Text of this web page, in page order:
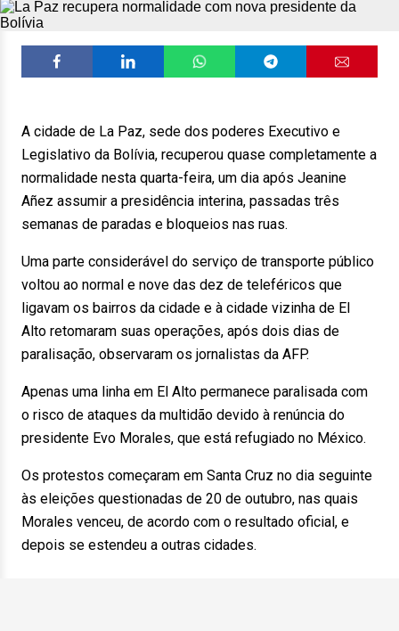
A cidade de La Paz, sede dos poderes Executivo e
Legislativo da Bolívia, recuperou quase completamente a
normalidade nesta quarta-feira, um dia após Jeanine
Añez assumir a presidência interina, passadas três
semanas de paradas e bloqueios nas ruas.
Uma parte considerável do serviço de transporte público
voltou ao normal e nove das dez de teleféricos que
ligavam os bairros da cidade e à cidade vizinha de El
Alto retomaram suas operações, após dois dias de
paralisação, observaram os jornalistas da AFP.
Apenas uma linha em El Alto permanece paralisada com
o risco de ataques da multidão devido à renúncia do
presidente Evo Morales, que está refugiado no México.
Os protestos começaram em Santa Cruz no dia seguinte
às eleições questionadas de 20 de outubro, nas quais
Morales venceu, de acordo com o resultado oficial, e
depois se estendeu a outras cidades.